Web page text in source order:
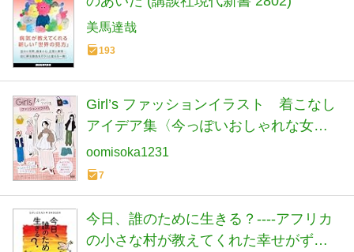
美馬達哉
193
Girl’s ファッションイラスト 着こなし
アイデア集〈今っぽいおしゃれな女の
子を描くコーディネートガイド！〉
oomisoka1231
7
今日、誰のために生きる？----アフリカ
の小さな村が教えてくれた幸せがずっ